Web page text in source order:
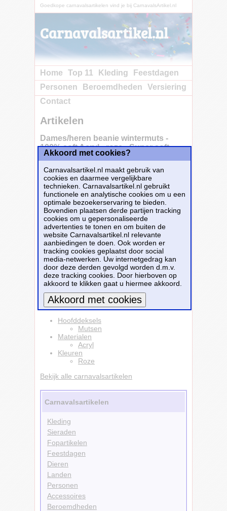
Goedkope carnavalsartikelen vind je bij CarnavalsArtikel.nl
Carnavalsartikel.nl
Home Top 11 Kleding
Feestdagen
Personen
Beroemdheden
Versiering
Contact
Artikelen
Dames/heren beanie wintermuts -
100% soft Acryl - roze - Super soft -
Bpinke omslag band
Dames/heren beanie wintermuts, gemaakt
van 100% soft Acryl in kleur roze. Heerlijk
zacht aanvoelende Beanie muts met bpinke
band. Hoofdmaat: one size. Kleur die na een
wasbeurt nog mooi blijft. Voelt zeer zacht aan.
Dit is een echte aanrader.
Dit carnavalsartikelDames/heren beanie
wintermuts - 100% soft Acryl - roze - Super
soft - Bpinke omslag bandis te bestellen bij
Partyshopper.nlvoor€ 5,29.
Bestellen
Hoofddeksels
Mutsen
Materialen
Acryl
Kleuren
Roze
Bekijk alle carnavalsartikelen
Carnavalsartikelen
Kleding
Sieraden
Fopartikelen
Feestdagen
Dieren
Landen
Personen
Accessoires
Beroemdheden
Akkoord met cookies?
Carnavalsartikel.nl maakt gebruik van
cookies en daarmee vergelijkbare
technieken. Carnavalsartikel.nl gebruikt
functionele en analytische cookies om u een
optimale bezoekerservaring te bieden.
Bovendien plaatsen derde partijen tracking
cookies om u gepersonaliseerde
advertenties te tonen en om buiten de
website Carnavalsartikel.nl relevante
aanbiedingen te doen. Ook worden er
tracking cookies geplaatst door social
media-netwerken. Uw internetgedrag kan
door deze derden gevolgd worden d.m.v.
deze tracking cookies. Door hierboven op
akkoord te klikken gaat u hiermee akkoord.
Meer informatie